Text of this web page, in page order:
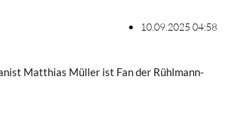
10.09.2025 04:58
Matthias Müller ist Fan der Rühlmann-